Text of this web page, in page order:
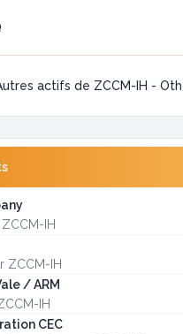
actifs de ZCCM-IH -
IH
ZCCM-IH
/ ARM
IH
CEC